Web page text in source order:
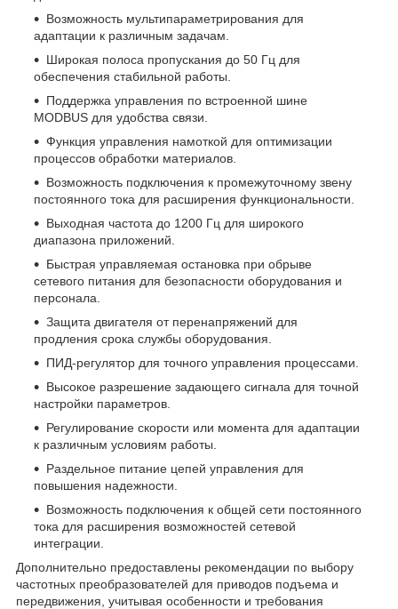
Возможность мультипараметрирования для
адаптации к различным задачам.
Широкая полоса пропускания до 50 Гц для
обеспечения стабильной работы.
Поддержка управления по встроенной шине
MODBUS для удобства связи.
Функция управления намоткой для оптимизации
процессов обработки материалов.
Возможность подключения к промежуточному звену
постоянного тока для расширения функциональности.
Выходная частота до 1200 Гц для широкого
диапазона приложений.
Быстрая управляемая остановка при обрыве
сетевого питания для безопасности оборудования и
персонала.
Защита двигателя от перенапряжений для
продления срока службы оборудования.
ПИД-регулятор для точного управления процессами.
Высокое разрешение задающего сигнала для точной
настройки параметров.
Регулирование скорости или момента для адаптации
к различным условиям работы.
Раздельное питание цепей управления для
повышения надежности.
Возможность подключения к общей сети постоянного
тока для расширения возможностей сетевой
интеграции.
Дополнительно предоставлены рекомендации по выбору
частотных преобразователей для приводов подъема и
передвижения, учитывая особенности и требования